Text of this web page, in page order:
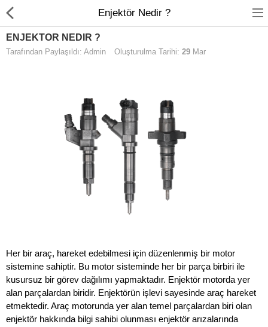
Markalar
İletişim
Tüm Ürünler
Enjektör Nedir ?
ENJEKTÖR NEDIR ?
Tarafından Paylaşıldı: Admin Oluşturulma Tarihi: 29 Mar
Her bir araç, hareket edebilmesi için düzenlenmiş bir motor
sistemine sahiptir. Bu motor sisteminde her bir parça birbiri ile
kusursuz bir görev dağılımı yapmaktadır. Enjektör motorda yer
alan parçalardan biridir. Enjektörün işlevi sayesinde araç hareket
etmektedir. Araç motorunda yer alan temel parçalardan biri olan
enjektör hakkında bilgi sahibi olunması enjektör arızalarında